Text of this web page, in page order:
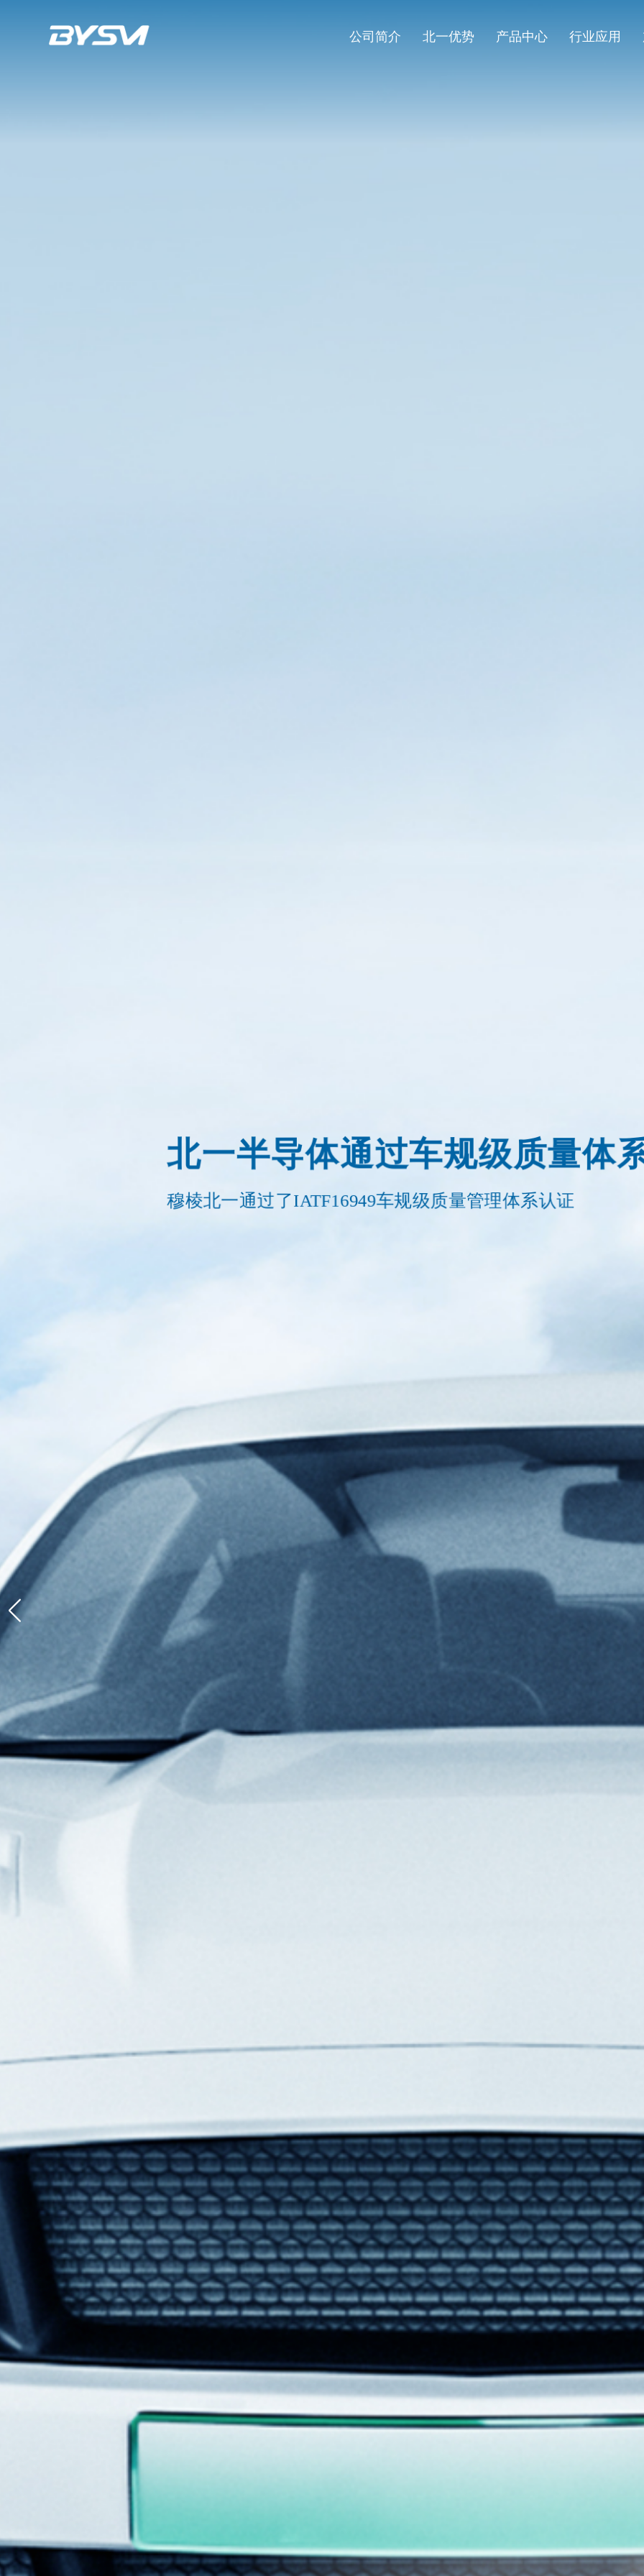
公司简介 北一优势 产品中心 行业应用
北一半导体通过车规级质量体
穆棱北一通过了IATF16949车规级质量管理体系认证